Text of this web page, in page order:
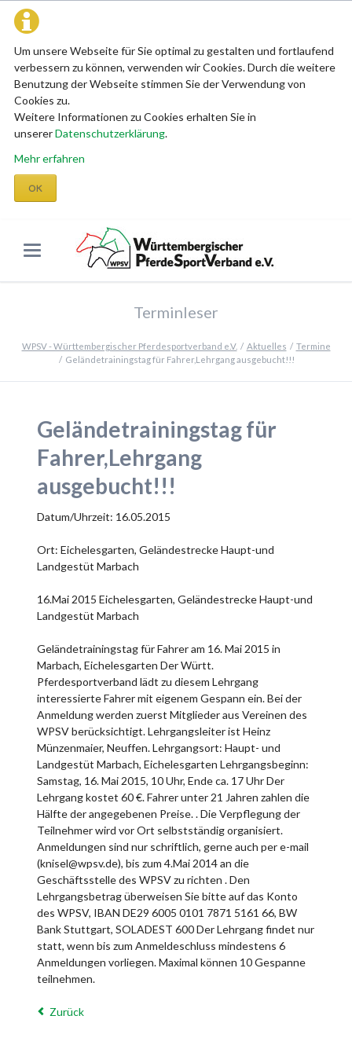
Um unsere Webseite für Sie optimal zu gestalten und fortlaufend
verbessern zu können, verwenden wir Cookies. Durch die weitere
Benutzung der Webseite stimmen Sie der Verwendung von
Cookies zu.
Weitere Informationen zu Cookies erhalten Sie in
unsererDatenschutzerklärung.
Mehr erfahren
OK
Terminleser
WPSV - Württembergischer Pferdesportverband e.V. Aktuelles
Termine
Geländetrainingstag für Fahrer,Lehrgang ausgebucht!!!
Geländetrainingstag für
Fahrer,Lehrgang
ausgebucht!!!
Datum/Uhrzeit: 16.05.2015
Ort: Eichelesgarten, Geländestrecke Haupt-und
Landgestüt Marbach
16.Mai 2015 Eichelesgarten, Geländestrecke Haupt-und
Landgestüt Marbach
Geländetrainingstag für Fahrer am 16. Mai 2015 in
Marbach, Eichelesgarten Der Württ.
Pferdesportverband lädt zu diesem Lehrgang
interessierte Fahrer mit eigenem Gespann ein. Bei der
Anmeldung werden zuerst Mitglieder aus Vereinen des
WPSV berücksichtigt. Lehrgangsleiter ist Heinz
Münzenmaier, Neuffen. Lehrgangsort: Haupt- und
Landgestüt Marbach, Eichelesgarten Lehrgangsbeginn:
Samstag, 16. Mai 2015, 10 Uhr, Ende ca. 17 Uhr Der
Lehrgang kostet 60 €. Fahrer unter 21 Jahren zahlen die
Hälfte der angegebenen Preise. . Die Verpflegung der
Teilnehmer wird vor Ort selbstständig organisiert.
Anmeldungen sind nur schriftlich, gerne auch per e-mail
(knisel@wpsv.de), bis zum 4.Mai 2014 an die
Geschäftsstelle des WPSV zu richten . Den
Lehrgangsbetrag überweisen Sie bitte auf das Konto
des WPSV, IBAN DE29 6005 0101 7871 5161 66, BW
Bank Stuttgart, SOLADEST 600 Der Lehrgang findet nur
statt, wenn bis zum Anmeldeschluss mindestens 6
Anmeldungen vorliegen. Maximal können 10 Gespanne
teilnehmen.
Zurück